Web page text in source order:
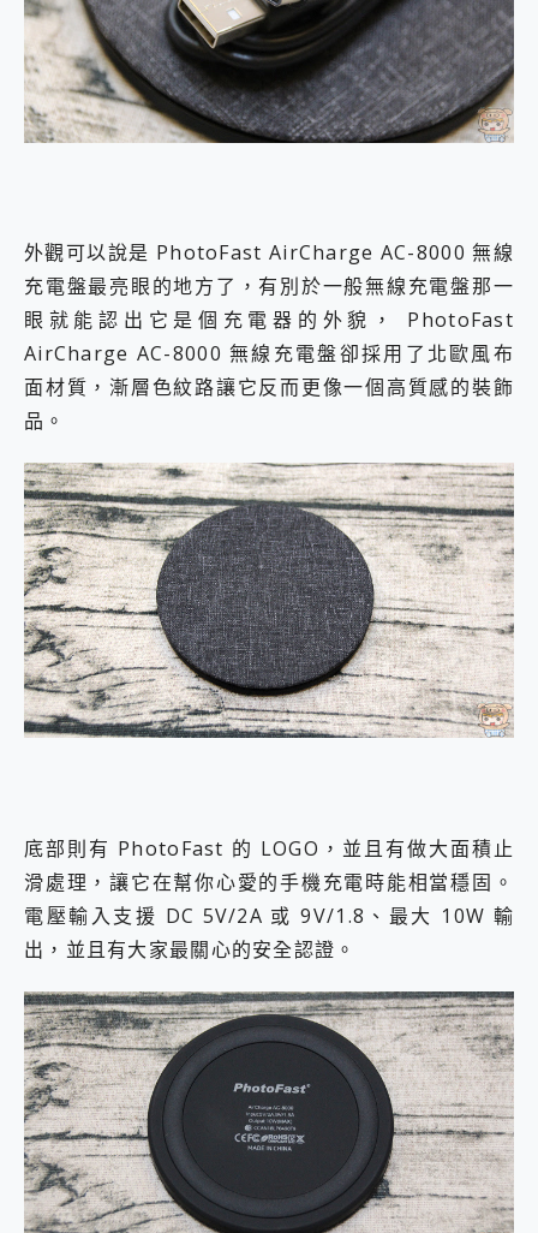
外觀可以說是 PhotoFast AirCharge AC-8000 無線
充電盤最亮眼的地方了，有別於一般無線充電盤那一
眼就能認出它是個充電器的外貌， PhotoFast
AirCharge AC-8000 無線充電盤卻採用了北歐風布
面材質，漸層色紋路讓它反而更像一個高質感的裝飾
品。
底部則有 PhotoFast 的 LOGO，並且有做大面積止
滑處理，讓它在幫你心愛的手機充電時能相當穩固。
電壓輸入支援 DC 5V/2A 或 9V/1.8、最大 10W 輸
出，並且有大家最關心的安全認證。